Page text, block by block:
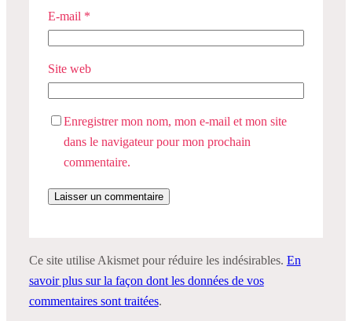
E-mail *
Site web
Enregistrer mon nom, mon e-mail et mon site
dans le navigateur pour mon prochain
commentaire.
Ce site utilise Akismet pour réduire les indésirables. En
savoir plus sur la façon dont les données de vos
commentaires sont traitées.